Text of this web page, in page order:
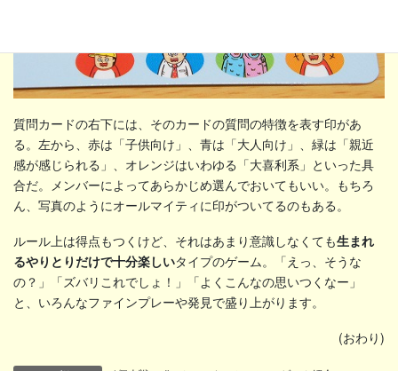
質問カードの右下には、そのカードの質問の特徴を表す印があ
る。左から、赤は「子供向け」、青は「大人向け」、緑は「親近
感が感じられる」、オレンジはいわゆる「大喜利系」といった具
合だ。メンバーによってあらかじめ選んでおいてもいい。もちろ
ん、写真のようにオールマイティに印がついてるのもある。
ルール上は得点もつくけど、それはあまり意識しなくても生まれ
るやりとりだけで十分楽しいタイプのゲーム。「えっ、そうな
の？」「ズバリこれでしょ！」「よくこんなの思いつくなー」
と、いろんなファインプレーや発見で盛り上がります。
(おわり)